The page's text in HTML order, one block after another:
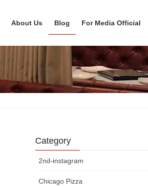
About Us Blog For Media Official
Category
2nd-instagram
Chicago Pizza